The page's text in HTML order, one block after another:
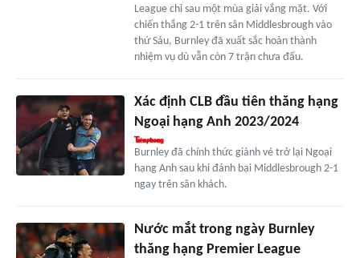
League chỉ sau một mùa giải vắng mặt. Với
chiến thắng 2-1 trên sân Middlesbrough vào
thứ Sáu, Burnley đã xuất sắc hoàn thành
nhiệm vụ dù vẫn còn 7 trận chưa đấu.
Xác định CLB đầu tiên thăng hạng
Ngoại hạng Anh 2023/2024
Burnley đã chính thức giành vé trở lại Ngoại
hạng Anh sau khi đánh bại Middlesbrough 2-1
ngay trên sân khách.
Nước mắt trong ngày Burnley
thăng hạng Premier League